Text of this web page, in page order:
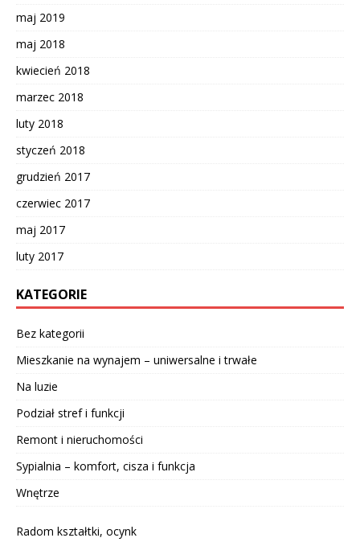
maj 2019
maj 2018
kwiecień 2018
marzec 2018
luty 2018
styczeń 2018
grudzień 2017
czerwiec 2017
maj 2017
luty 2017
KATEGORIE
Bez kategorii
Mieszkanie na wynajem – uniwersalne i trwałe
Na luzie
Podział stref i funkcji
Remont i nieruchomości
Sypialnia – komfort, cisza i funkcja
Wnętrze
Radom kształtki, ocynk